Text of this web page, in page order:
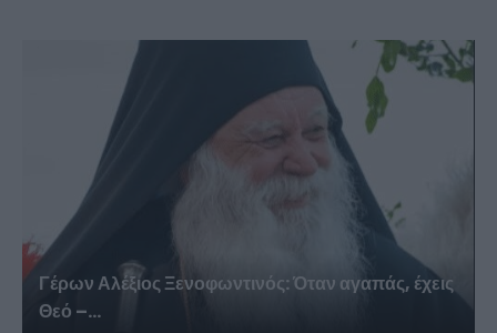
Γέρων Αλέξιος Ξενοφωντινός: Όταν αγαπάς, έχεις
Θεό –...